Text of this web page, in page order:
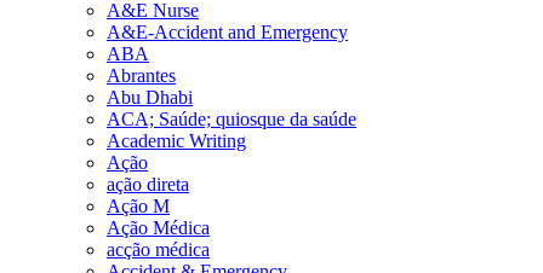
A&E Nurse
A&E-Accident and Emergency
ABA
Abrantes
Abu Dhabi
ACA; Saúde; quiosque da saúde
Academic Writing
Ação
ação direta
Ação M
Ação Médica
acção médica